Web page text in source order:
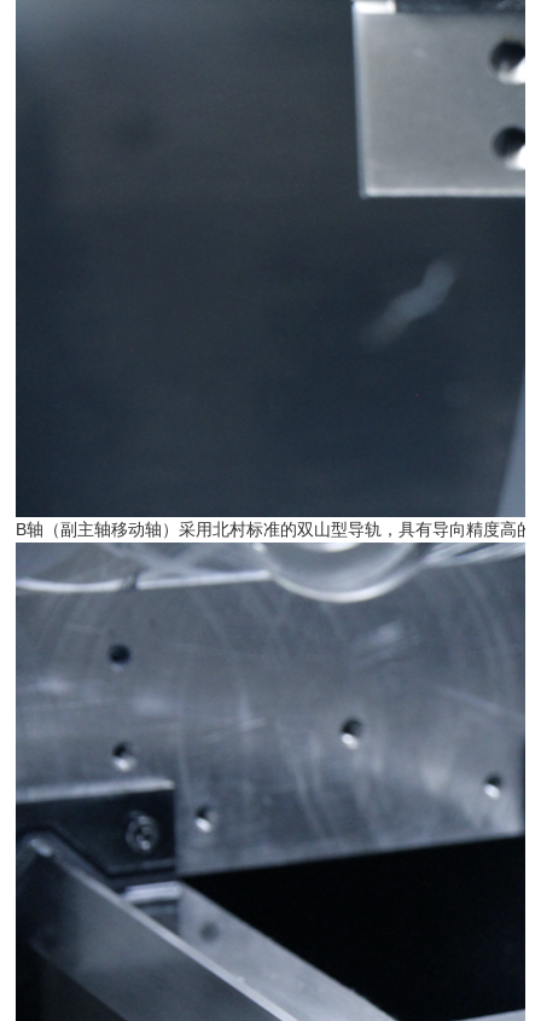
B轴（副主轴移动轴）采用北村标准的双山型导轨，具有导向精度高